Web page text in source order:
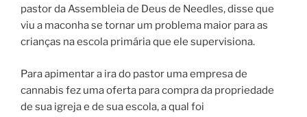
pastor da Assembleia de Deus de Needles, disse que
viu a maconha se tornar um problema maior para as
crianças na escola primária que ele supervisiona.
Para apimentar a ira do pastor uma empresa de
cannabis fez uma oferta para compra da propriedade
de sua igreja e de sua escola, a qual foi